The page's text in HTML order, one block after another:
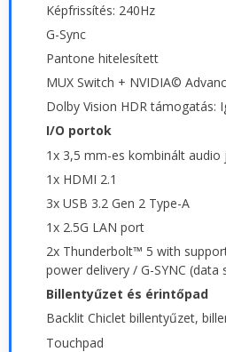
Képfrissítés: 240Hz
G-Sync
Pantone hitelesített
MUX Switch + NVIDIA©
Dolby Vision HDR támogatás:
I/O portok
1x 3,5 mm-es kombinált audio
1x HDMI 2.1
3x USB 3.2 Gen 2 Type-A
1x 2.5G LAN port
2x Thunderbolt™ 5 with
power delivery / G-SYNC (data
Billentyűzet és érintőpad
Backlit Chiclet billentyűzet,
Touchpad